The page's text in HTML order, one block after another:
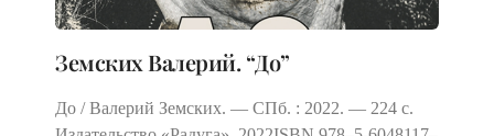
Земских Валерий. “До”
До / Валерий Земских. — СПб. : 2022. — 224 с.